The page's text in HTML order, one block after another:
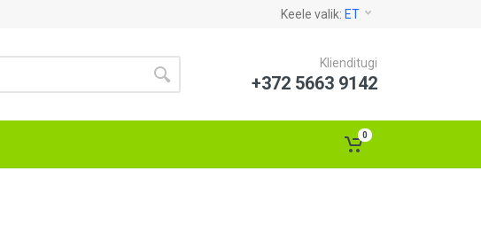
Keele valik: ET
Klienditugi
+372 5663 9142
0